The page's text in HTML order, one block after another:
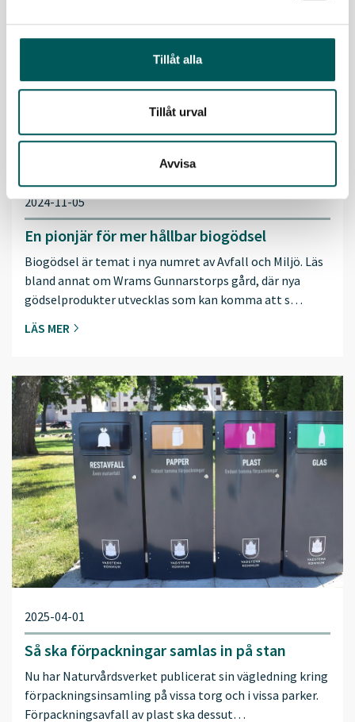
Tillåt alla
Tillåt urval
Avvisa
2024-11-05
En pionjär för mer hållbar biogödsel
Biogödsel är temat i nya numret av Avfall och Miljö. Läs
bland annat om Wrams Gunnarstorps gård, där nya
gödselprodukter utvecklas som kan komma att s…
LÄS MER
2025-04-01
Så ska förpackningar samlas in på stan
Nu har Naturvårdsverket publicerat sin vägledning kring
förpackningsinsamling på vissa torg och i vissa parker.
Förpackningsavfall av plast ska dessut…